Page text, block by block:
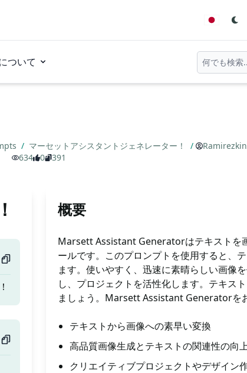
ついて
/ マーセットアシスタントジェネレーター！️ /
634
0 391
概要
Marsett Assistant Generatorはテキストを
ールです。このプロンプトを使用すると、
ます。使いやすく、迅速に素晴らしい画像
し、プロジェクトを活性化します。テキス
ましょう。Marsett Assistant Generatorを
テキストから画像への素早い変換
高品質画像生成とテキストの関連性の向
クリエイティブプロジェクトやデザイン